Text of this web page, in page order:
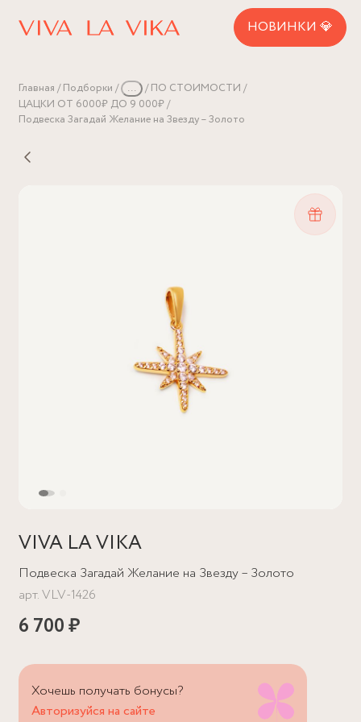
НОВИНКИ 💎
Главная Подборки ...
ПО СТОИМОСТИ
ЦАЦКИ ОТ 6000₽ ДО 9 000₽
Подвеска Загадай Желание на Звезду – Золото
VIVA LA VIKA
Подвеска Загадай Желание на Звезду – Золото
арт.VLV-1426
6 700 ₽
Хочешь получать бонусы?
Авторизуйся на сайте